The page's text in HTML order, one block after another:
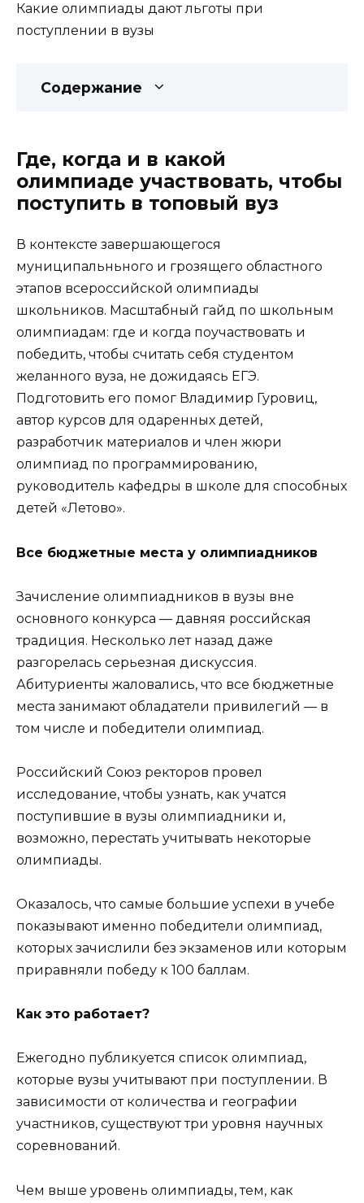
Какие олимпиады дают льготы при
поступлении в вузы
Содержание
Где, когда и в какой
олимпиаде участвовать, чтобы
поступить в топовый вуз
В контексте завершающегося
муниципальньного и грозящего областного
этапов всероссийской олимпиады
школьников. Масштабный гайд по школьным
олимпиадам: где и когда поучаствовать и
победить, чтобы считать себя студентом
желанного вуза, не дожидаясь ЕГЭ.
Подготовить его помог Владимир Гуровиц,
автор курсов для одаренных детей,
разработчик материалов и член жюри
олимпиад по программированию,
руководитель кафедры в школе для способных
детей «Летово».
Все бюджетные места у олимпиадников
Зачисление олимпиадников в вузы вне
основного конкурса — давняя российская
традиция. Несколько лет назад даже
разгорелась серьезная дискуссия.
Абитуриенты жаловались, что все бюджетные
места занимают обладатели привилегий — в
том числе и победители олимпиад.
Российский Союз ректоров провел
исследование, чтобы узнать, как учатся
поступившие в вузы олимпиадники и,
возможно, перестать учитывать некоторые
олимпиады.
Оказалось, что самые большие успехи в учебе
показывают именно победители олимпиад,
которых зачислили без экзаменов или которым
приравняли победу к 100 баллам.
Как это работает?
Ежегодно публикуется список олимпиад,
которые вузы учитывают при поступлении. В
зависимости от количества и географии
участников, существуют три уровня научных
соревнований.
Чем выше уровень олимпиады, тем, как